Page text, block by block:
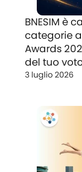
BNESIM è
categorie
Awards
del tuo
3 luglio 2026